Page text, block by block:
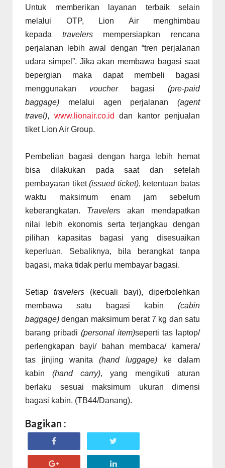
Untuk memberikan layanan terbaik selain
melalui OTP, Lion Air menghimbau
kepada travelersmempersiapkan rencana
perjalanan lebih awal dengan “tren perjalanan
udara simpel”. Jika akan membawa bagasi saat
bepergian maka dapat membeli bagasi
menggunakan voucherbagasi(pre-paid
baggage) melalui agen perjalanan (agent
travel), www.lionair.co.id dan kantor penjualan
tiket Lion Air Group.
Pembelian bagasi dengan harga lebih hemat
bisa dilakukan pada saat dan setelah
pembayaran tiket(issued ticket), ketentuan batas
waktu maksimum enam jam sebelum
keberangkatan. Travelers akan mendapatkan
nilai lebih ekonomis serta terjangkau dengan
pilihan kapasitas bagasi yang disesuaikan
keperluan. Sebaliknya, bila berangkat tanpa
bagasi, maka tidak perlu membayar bagasi.
Setiap travelers (kecuali bayi), diperbolehkan
membawa satu bagasi kabin (cabin
baggage) dengan maksimum berat 7 kg dan satu
barang pribadi (personal item)seperti tas laptop/
perlengkapan bayi/ bahan membaca/ kamera/
tas jinjing wanita (hand luggage)
ke dalam
kabin (hand carry), yang mengikuti aturan
berlaku sesuai maksimum ukuran dimensi
bagasi kabin. (TB44/Danang).
Bagikan :